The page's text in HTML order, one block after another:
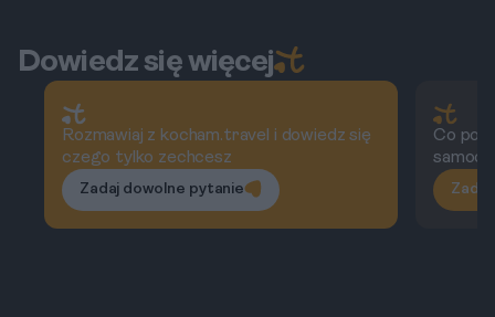
Dowiedz się więcej
Rozmawiaj z kocham.travel i dowiedz się
czego tylko zechcesz
Zadaj dowolne pytanie
Co